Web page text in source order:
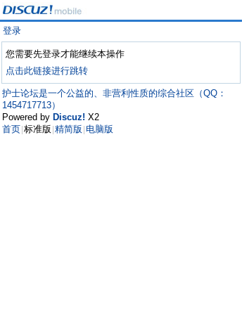
登录
您需要先登录才能继续本操作
点击此链接进行跳转
护士论坛是一个公益的、非营利性质的综合社区（QQ：
1454717713）
Powered by Discuz! X2
首页 标准版 精简版 电脑版